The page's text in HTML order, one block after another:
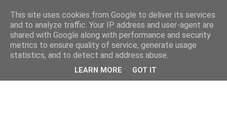
This site uses cookies from Google to deliver its services
and to analyze traffic. Your IP address and user-agent are
shared with Google along with performance and security
metrics to ensure quality of service, generate usage
statistics, and to detect and address abuse.
LEARN MORE GOT IT